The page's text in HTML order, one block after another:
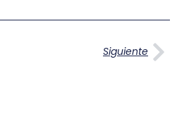
Siguiente